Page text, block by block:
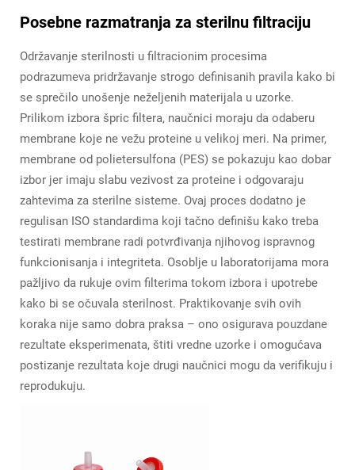
Posebne razmatranja za sterilnu filtraciju
Održavanje sterilnosti u filtracionim procesima
podrazumeva pridržavanje strogo definisanih pravila kako bi
se sprečilo unošenje neželjenih materijala u uzorke.
Prilikom izbora špric filtera, naučnici moraju da odaberu
membrane koje ne vežu proteine u velikoj meri. Na primer,
membrane od polietersulfona (PES) se pokazuju kao dobar
izbor jer imaju slabu vezivost za proteine i odgovaraju
zahtevima za sterilne sisteme. Ovaj proces dodatno je
regulisan ISO standardima koji tačno definišu kako treba
testirati membrane radi potvrđivanja njihovog ispravnog
funkcionisanja i integriteta. Osoblje u laboratorijama mora
pažljivo da rukuje ovim filterima tokom izbora i upotrebe
kako bi se očuvala sterilnost. Praktikovanje svih ovih
koraka nije samo dobra praksa – ono osigurava pouzdane
rezultate eksperimenata, štiti vredne uzorke i omogućava
postizanje rezultata koje drugi naučnici mogu da verifikuju i
reprodukuju.